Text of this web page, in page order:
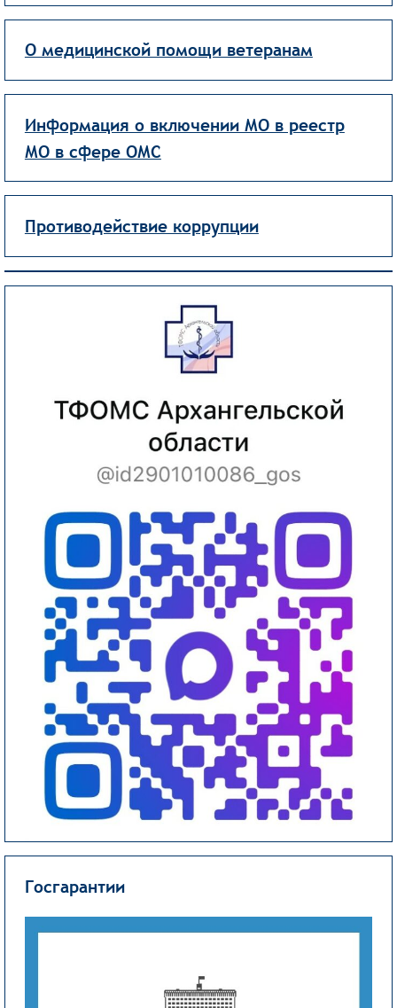
О медицинской помощи ветеранам
Информация о включении МО в реестр
МО в сфере ОМС
Противодействие коррупции
Госгарантии